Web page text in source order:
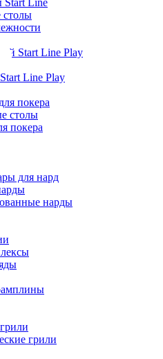
столы
Start Line Play
Line Play
покера
столы
покера
для нард
нарды
грили
грили